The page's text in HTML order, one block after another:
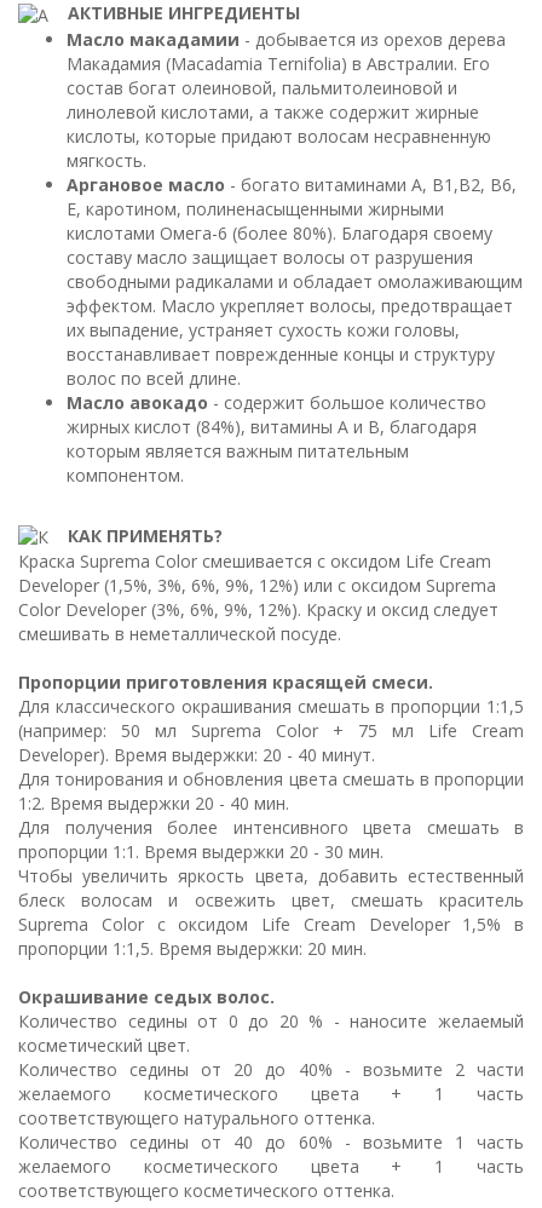
АКТИВНЫЕ ИНГРЕДИЕНТЫ
Масло макадамии - добывается из орехов дерева
Макадамия (Macadamia Ternifolia) в Австралии. Его
состав богат олеиновой, пальмитолеиновой и
линолевой кислотами, а также содержит жирные
кислоты, которые придают волосам несравненную
мягкость.
Аргановое масло - богато витаминами А, В1,В2, В6,
Е, каротином, полиненасыщенными жирными
кислотами Омега-6 (более 80%). Благодаря своему
составу масло защищает волосы от разрушения
свободными радикалами и обладает омолаживающим
эффектом. Масло укрепляет волосы, предотвращает
их выпадение, устраняет сухость кожи головы,
восстанавливает поврежденные концы и структуру
волос по всей длине.
Масло авокадо - содержит большое количество
жирных кислот (84%), витамины А и В, благодаря
которым является важным питательным
компонентом.
КАК ПРИМЕНЯТЬ?
Краска Suprema Color смешивается с оксидом Life Cream
Developer (1,5%, 3%, 6%, 9%, 12%) или с оксидом Suprema
Color Developer (3%, 6%, 9%, 12%). Краску и оксид следует
смешивать в неметаллической посуде.
Пропорции приготовления красящей смеси.
Для классического окрашивания смешать в пропорции 1:1,5
(например: 50 мл Suprema Color + 75 мл Life Cream
Developer). Время выдержки: 20 - 40 минут.
Для тонирования и обновления цвета смешать в пропорции
1:2. Время выдержки 20 - 40 мин.
Для получения более интенсивного цвета смешать в
пропорции 1:1. Время выдержки 20 - 30 мин.
Чтобы увеличить яркость цвета, добавить естественный
блеск волосам и освежить цвет, смешать краситель
Suprema Color с оксидом Life Cream Developer 1,5% в
пропорции 1:1,5. Время выдержки: 20 мин.
Окрашивание седых волос.
Количество седины от 0 до 20 % - наносите желаемый
косметический цвет.
Количество седины от 20 до 40% - возьмите 2 части
желаемого косметического цвета + 1 часть
соответствующего натурального оттенка.
Количество седины от 40 до 60% - возьмите 1 часть
желаемого косметического цвета + 1 часть
соответствующего косметического оттенка.